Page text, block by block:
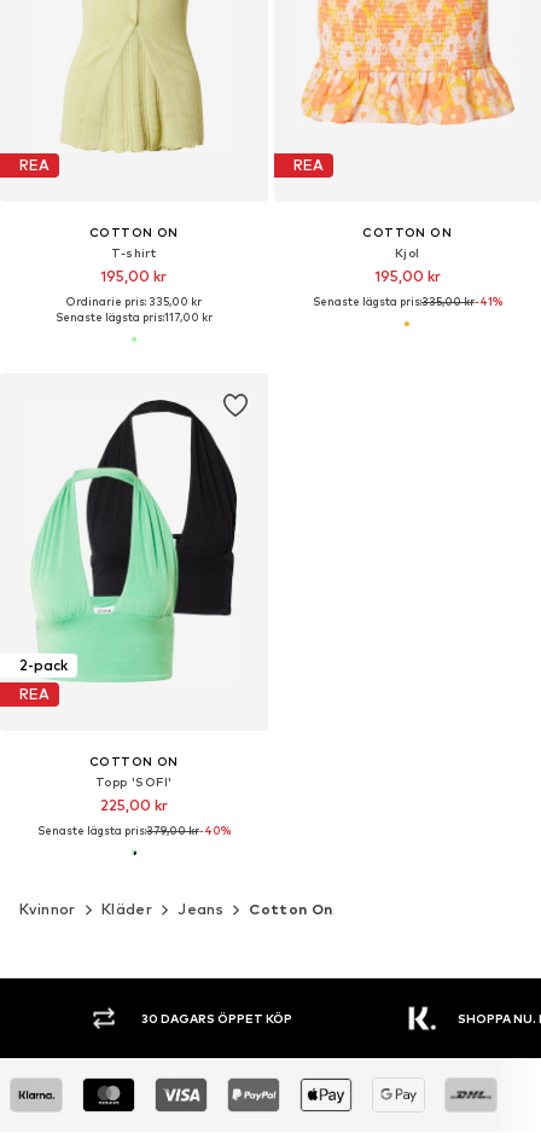
REA
COTTON ON
T-shirt
195,00 kr
Ordinarie pris: 335,00 kr
Senaste lägsta pris:117,00 kr
REA
COTTON ON
Kjol
195,00 kr
Senaste lägsta pris:335,00 kr-41%
2-pack
REA
COTTON ON
Topp 'SOFI'
225,00 kr
Senaste lägsta pris:379,00 kr-40%
Kvinnor Kläder Jeans Cotton On
SHOPPA NU. BETALA INOM 60 DAGAR.